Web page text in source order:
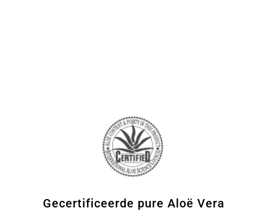
Gecertificeerde pure Aloë Vera